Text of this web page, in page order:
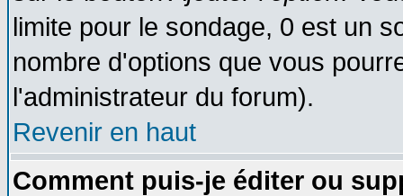
limite pour le sondage, 0 est un
nombre d'options que vous
l'administrateur du forum).
Revenir en haut
Comment puis-je éditer ou